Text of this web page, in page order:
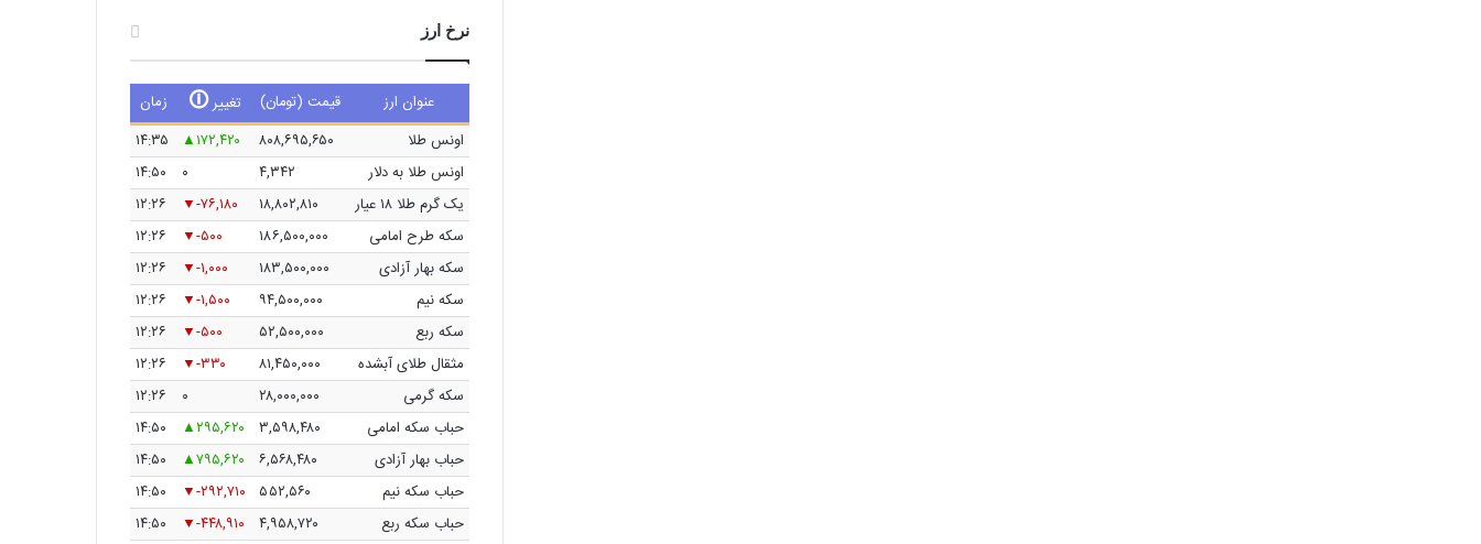
نرخ ارز
عنوان ارز قیمت (تومان) تغییر🛈
زمان
اونس طلا
۸۰۸,۶۹۵,۶۵۰ ۱۷۲,۴۲۰
۱۴:۳۵
اونس طلا به دلار
۴,۳۴۲ ۰
۱۴:۵۰
یک گرم طلا ۱۸ عیار
۱۸,۸۰۲,۸۱۰ -۷۶,۱۸۰
۱۲:۲۶
سکه طرح امامی
۱۸۶,۵۰۰,۰۰۰ -۵۰۰
۱۲:۲۶
سکه بهار آزادی
۱۸۳,۵۰۰,۰۰۰ -۱,۰۰۰
۱۲:۲۶
سکه نیم
۹۴,۵۰۰,۰۰۰ -۱,۵۰۰
۱۲:۲۶
سکه ربع
۵۲,۵۰۰,۰۰۰ -۵۰۰
۱۲:۲۶
مثقال طلای آبشده
۸۱,۴۵۰,۰۰۰ -۳۳۰
۱۲:۲۶
سکه گرمی
۲۸,۰۰۰,۰۰۰ ۰
۱۲:۲۶
حباب سکه امامی
۳,۵۹۸,۴۸۰ ۲۹۵,۶۲۰
۱۴:۵۰
حباب بهار آزادی
۶,۵۶۸,۴۸۰ ۷۹۵,۶۲۰
۱۴:۵۰
حباب سکه نیم
۵۵۲,۵۶۰ -۲۹۲,۷۱۰
۱۴:۵۰
حباب سکه ربع
۴,۹۵۸,۷۲۰ -۴۴۸,۹۱۰
۱۴:۵۰